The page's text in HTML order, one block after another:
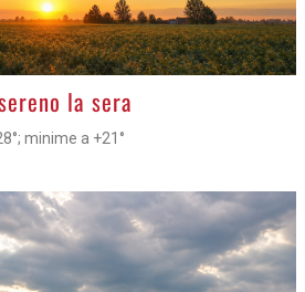
la sera
minime a +21°